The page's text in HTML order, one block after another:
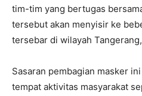
tim-tim yang bertugas
tersebut akan menyisir ke
tersebar di wilayah
Sasaran pembagian masker
tempat aktivitas masyarakat